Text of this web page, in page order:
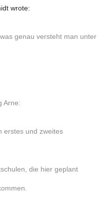
wrote:
genau versteht man unter
Arne:
erstes und zweites
die hier geplant